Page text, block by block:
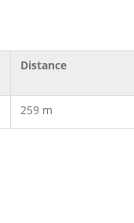
Distance
259 m